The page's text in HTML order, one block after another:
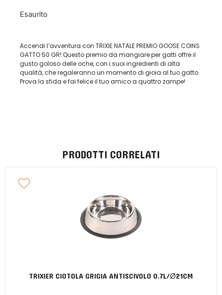
Esaurito
Accendi l’avventura con TRIXIE NATALE PREMIO GOOSE COINS
GATTO 50 GR! Questo premio da mangiare per gatti offre il
gusto goloso delle oche, con i suoi ingredienti di alta
qualità, che regaleranno un momento di gioia al tuo gatto.
Prova la sfida e fai felice il tuo amico a quattro zampe!
PRODOTTI CORRELATI
TRIXIER CIOTOLA GRIGIA ANTISCIVOLO 0.7L/Ø21CM